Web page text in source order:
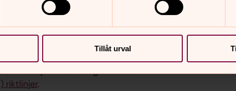
Tillåt urval
blivit underkänd?
för gravstenens säkerhet och
stenen själv. Montering ska ske i
riktlinjer.